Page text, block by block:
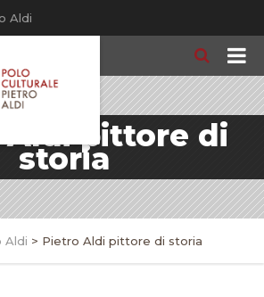
Aldi
pittore di
storia
Aldi > Pietro Aldi pittore di storia